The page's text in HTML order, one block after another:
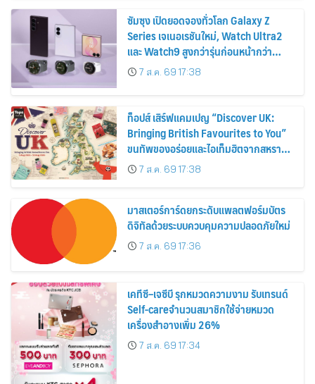
ซัมซุง เปิดยอดจองทั่วโลก Galaxy Z
Series เจเนอเรชันใหม่, Watch Ultra2
และ Watch9 สูงกว่ารุ่นก่อนหน้ากว่า
30%7 ส.ค. 69 17:38
ท็อปส์ เสิร์ฟแคมเปญ “Discover UK:
Bringing British Favourites to You”
ขนทัพของอร่อยและไอเท็มฮิตจากสหราช
อาณาจักร ส่งตรงถึงมือตั้งแต่วันนี้ – 18
สิงหาคมนี้
7 ส.ค. 69 17:38
มาสเตอร์การ์ดยกระดับแพลตฟอร์มบัตร
ดิจิทัลด้วยระบบควบคุมความปลอดภัยใหม่
7 ส.ค. 69 17:36
เคทีซี–เจซีบี รุกหมวดความงาม รับเทรนด์
Self-careจำนวนสมาชิกใช้จ่ายหมวด
เครื่องสำอางเพิ่ม 26%
7 ส.ค. 69 17:34